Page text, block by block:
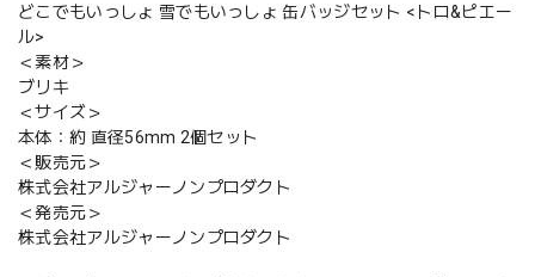
どこでもいっしょ 雪でもいっしょ 缶バッジセット <トロ&ピエー
ル>
＜素材＞
ブリキ
＜サイズ＞
本体：約 直径56mm 2個セット
＜販売元＞
株式会社アルジャーノンプロダクト
＜発売元＞
株式会社アルジャーノンプロダクト